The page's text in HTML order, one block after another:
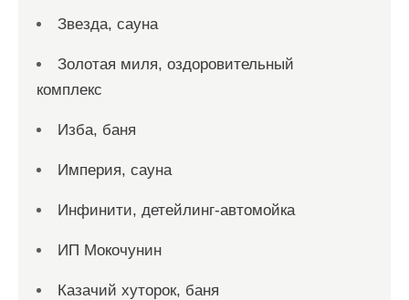
Звезда, сауна
Золотая миля, оздоровительный
комплекс
Изба, баня
Империя, сауна
Инфинити, детейлинг-автомойка
ИП Мокочунин
Казачий хуторок, баня